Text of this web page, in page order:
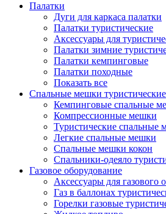
Палатки
Дуги для каркаса палатки
Палатки туристические
Аксессуары для
Палатки зимние
Палатки кемпинговые
Палатки походные
Показать все
Спальные мешки туристические
Кемпинговые спальные
Компрессионные мешки
Туристические спальные
Легкие спальные мешки
Спальные мешки кокон
Спальники-одеяло
Газовое оборудование
Аксессуары для газового
Газ в баллонах
Горелки газовые